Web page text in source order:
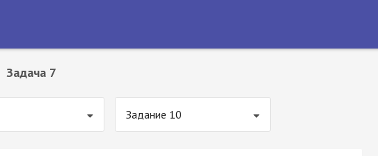
Задача 7
Задание 10